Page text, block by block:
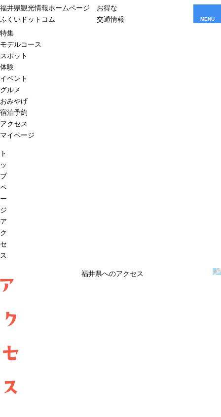
福井県観光情報ホームページ
ふくいドットコム
お得な
交通情報
MENU
特集
モデルコース
スポット
体験
イベント
グルメ
おみやげ
宿泊予約
アクセス
マイページ
ト
ッ
プ
ペ
ー
ジ
ア
ク
セ
ス
ク
セ
ス
福井県へのアクセス